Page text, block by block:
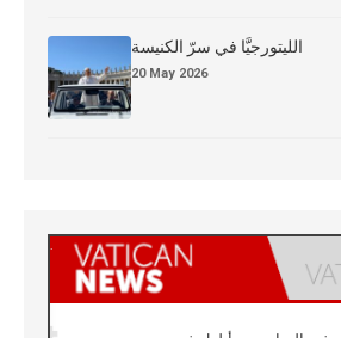
الليتورجيَّا في سرّ الكنيسة
20 May 2026